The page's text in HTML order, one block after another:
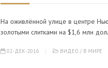
На оживлённой улице в центре
золотыми слитками на $1,6 млн
02-ДЕК-2016 ВИДЕО / В МИРЕ